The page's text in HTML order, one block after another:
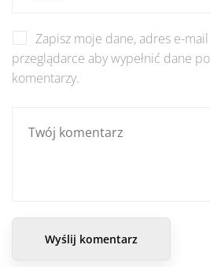
Zapisz moje dane, adres e-
przeglądarce aby wypełnić dane
komentarzy.